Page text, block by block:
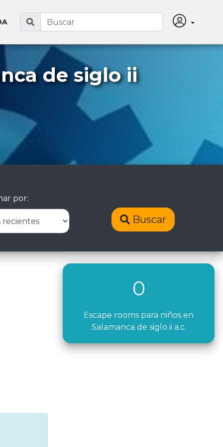
de siglo ii
por:
Buscar
0
Escape rooms para niños en
Salamanca de siglo ii a.c.